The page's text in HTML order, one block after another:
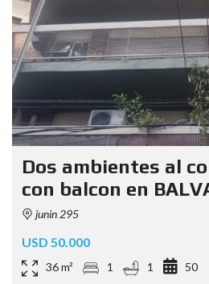
Dos ambientes al
con balcon en
junin 295
USD 50.000
36 m² 1 1 50